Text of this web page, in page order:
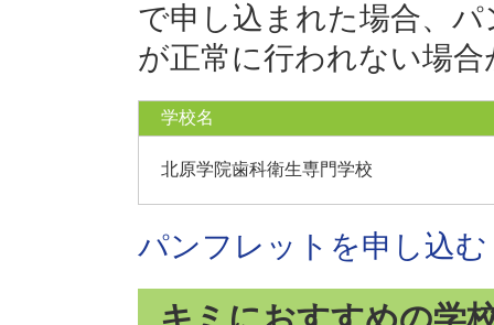
で申し込まれた場合、
が正常に行われない場
学校名
北原学院歯科衛生専門学校
パンフレットを申し込む